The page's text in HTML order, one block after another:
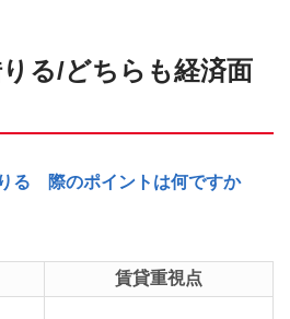
る/どちらも経済面
る 際のポイントは何ですか
賃貸重視点